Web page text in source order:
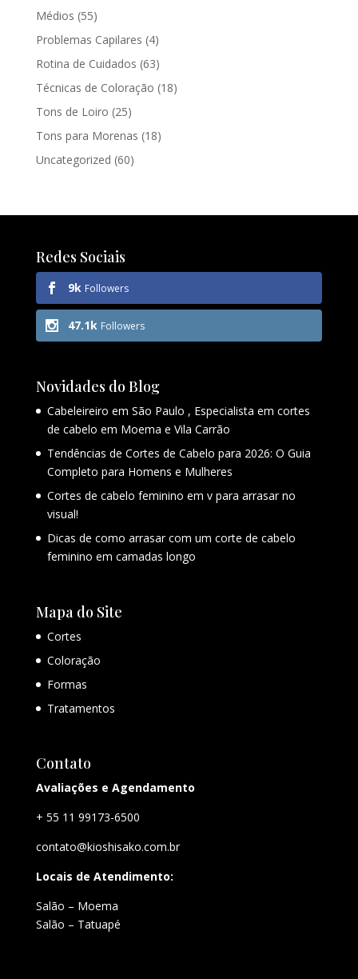
Médios (55)
Problemas Capilares (4)
Rotina de Cuidados (63)
Técnicas de Coloração (18)
Tons de Loiro (25)
Tons para Morenas (18)
Uncategorized (60)
Redes Sociais
9k Followers
47.1k Followers
Novidades do Blog
Cabeleireiro em São Paulo , Especialista em cortes
de cabelo em Moema e Vila Carrão
Tendências de Cortes de Cabelo para 2026: O Guia
Completo para Homens e Mulheres
Cortes de cabelo feminino em v para arrasar no
visual!
Dicas de como arrasar com um corte de cabelo
feminino em camadas longo
Mapa do Site
Cortes
Coloração
Formas
Tratamentos
Contato
Avaliações e Agendamento
+ 55 11 99173-6500
contato@kioshisako.com.br
Locais de Atendimento:
Salão – Moema
Salão – Tatuapé